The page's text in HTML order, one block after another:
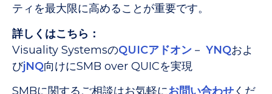
ティを最大限に高めることが重要です。
詳しくはこちら：
Visuality SystemsのQUICアドオン － YNQおよ
びjNQ向けにSMB over QUICを実現
SMBに関するご相談はお気軽にお問い合わせくだ